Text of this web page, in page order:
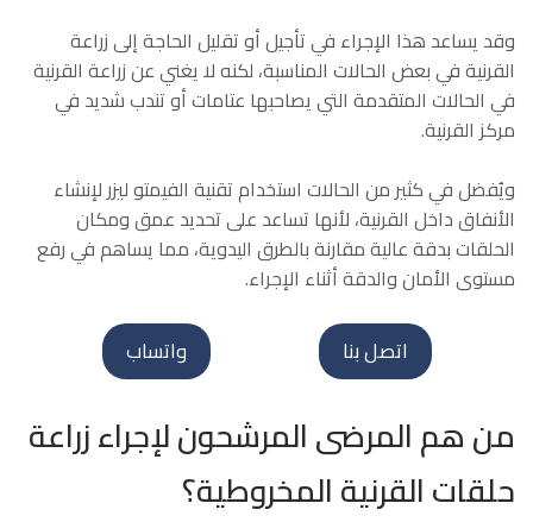
وقد يساعد هذا الإجراء في تأجيل أو تقليل الحاجة إلى زراعة
القرنية في بعض الحالات المناسبة، لكنه لا يغني عن زراعة القرنية
في الحالات المتقدمة التي يصاحبها عتامات أو تندب شديد في
مركز القرنية.
ويُفضل في كثير من الحالات استخدام تقنية الفيمتو ليزر لإنشاء
الأنفاق داخل القرنية، لأنها تساعد على تحديد عمق ومكان
الحلقات بدقة عالية مقارنة بالطرق اليدوية، مما يساهم في رفع
مستوى الأمان والدقة أثناء الإجراء.
اتصل بنا واتساب
من هم المرضى المرشحون لإجراء زراعة
حلقات القرنية المخروطية؟